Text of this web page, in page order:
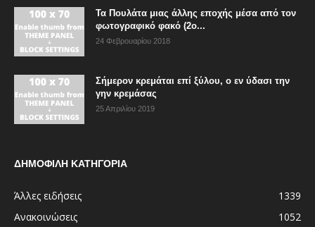
Τα Πουλάτα μιας άλλης εποχής μέσα από τον
φωτογραφικό φακό (2ο...
24 Φεβρουαρίου 2018
Σήμερον κρεμάται επί ξύλου, ο εν ύδασι την
γην κρεμάσας
25 Απριλίου 2019
ΔΗΜΟΦΙΛΗ ΚΑΤΗΓΟΡΙΑ
Άλλες ειδήσεις
1339
Ανακοινώσεις
1052